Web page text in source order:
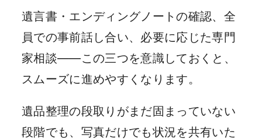
遺言書・エンディングノートの確認、全
員での事前話し合い、必要に応じた専門
家相談——この三つを意識しておくと、
スムーズに進めやすくなります。
遺品整理の段取りがまだ固まっていない
段階でも、写真だけでも状況を共有いた